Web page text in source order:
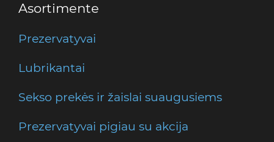
Asortimente
Prezervatyvai
Lubrikantai
Sekso prekės ir žaislai suaugusiems
Prezervatyvai pigiau su akcija